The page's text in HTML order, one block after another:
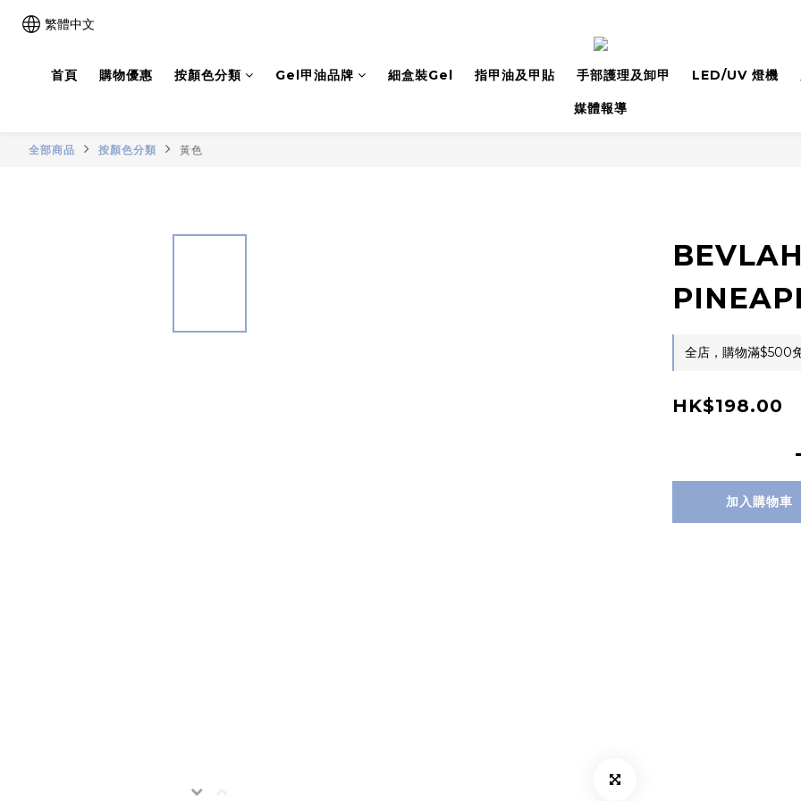
繁體中文
首頁 購物優惠 按顏色分類 Gel甲油品牌 細盒裝Gel 指甲油及甲貼 手部護理及卸甲 LED/UV 燈機
媒體報導
全部商品 按顏色分類 黃色
全店，購物滿$500
HK$198.00
加入購物車